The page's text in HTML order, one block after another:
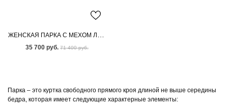
35 700 руб. 71 400 руб.
Парка – это куртка свободного прямого кроя длиной не выше середины
бедра, которая имеет следующие характерные элементы: